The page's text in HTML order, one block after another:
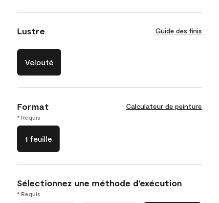
Lustre Guide des finis
Velouté
Format Calculateur de peinture
* Requis
1 feuille
Sélectionnez une méthode d’exécution
* Requis